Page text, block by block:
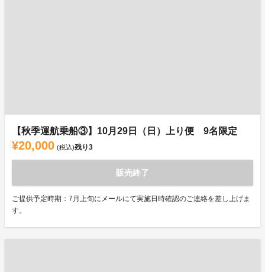
【秋季運航乗船③】10月29日（日）上り便 9名限定
¥20,000 (税込)残り3
販売終了
ご提供予定時期：7月上旬にメールにて実施日時確認のご連絡を差し上げま
す。